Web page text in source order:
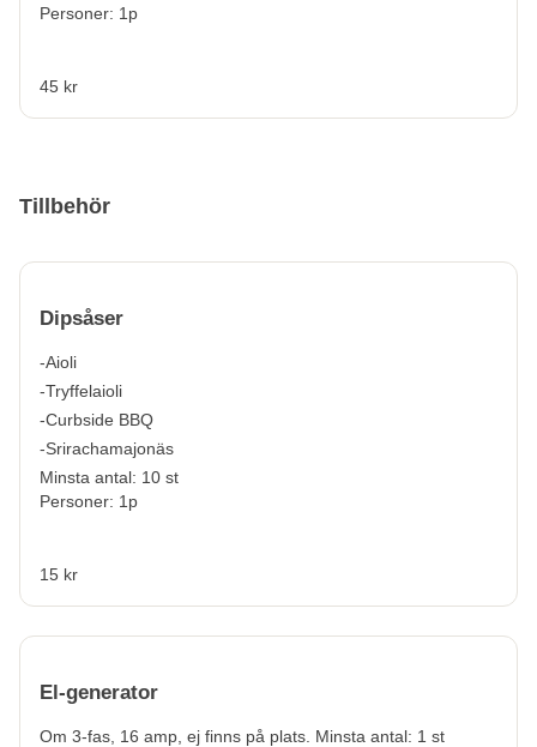
Personer: 1p
45 kr
Tillbehör
Dipsåser
-Aioli
-Tryffelaioli
-Curbside BBQ
-Srirachamajonäs
Minsta antal: 10 st
Personer: 1p
15 kr
El-generator
Om 3-fas, 16 amp, ej finns på plats. Minsta antal: 1 st